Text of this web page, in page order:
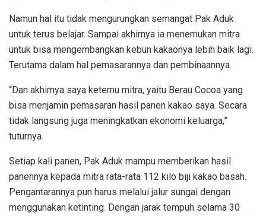
Namun hal itu tidak mengurungkan semangat Pak Aduk
untuk terus belajar. Sampai akhirnya ia menemukan mitra
untuk bisa mengembangkan kebun kakaonya lebih baik lagi.
Terutama dalam hal pemasarannya dan pembinaannya.
“Dan akhirnya saya ketemu mitra, yaitu Berau Cocoa yang
bisa menjamin pemasaran hasil panen kakao saya. Secara
tidak langsung juga meningkatkan ekonomi keluarga,”
tuturnya.
Setiap kali panen, Pak Aduk mampu memberikan hasil
panennya kepada mitra rata-rata 112 kilo biji kakao basah.
Pengantarannya pun harus melalui jalur sungai dengan
menggunakan ketinting. Dengan jarak tempuh selama 30